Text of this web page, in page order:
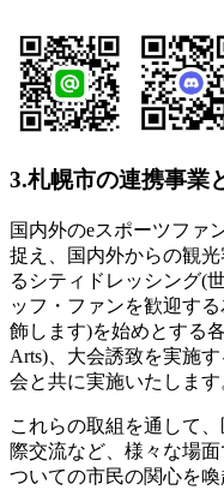
3.札幌市の連携事業
国内外のeスポーツファ
捉え、国内外からの観
るシティドレッシング(
ッフ・ファンを歓迎す
飾します)を始めとする
Arts)、大会誘致を実施
会と共に実施いたします
これらの取組を通して
際交流など、様々な場
ついての市民の関心を